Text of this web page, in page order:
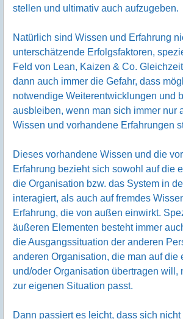
stellen und ultimativ auch aufzugeben.
Natürlich sind Wissen und Erfahrung
unterschätzende Erfolgsfaktoren,
Feld von Lean, Kaizen & Co.
dann auch immer die Gefahr, dass
notwendige Weiterentwicklungen und
ausbleiben, wenn man sich immer nur
Wissen und vorhandene Erfahrungen
Dieses vorhandene Wissen und die
Erfahrung bezieht sich sowohl auf die
die Organisation bzw. das System in
interagiert, als auch auf fremdes
Erfahrung, die von außen einwirkt.
äußeren Elementen besteht immer
die Ausgangssituation der anderen
anderen Organisation, die man auf die
und/oder Organisation übertragen will,
zur eigenen Situation passt.
Dann passiert es leicht, dass sich